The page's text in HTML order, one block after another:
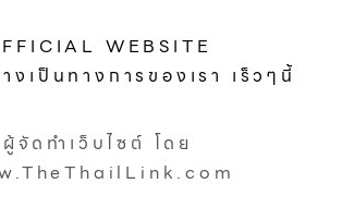
WEBSITE
งเป็นทางการของเรา เร็วๆนี้
ผู้จัดทำเว็บไซต์ โดย